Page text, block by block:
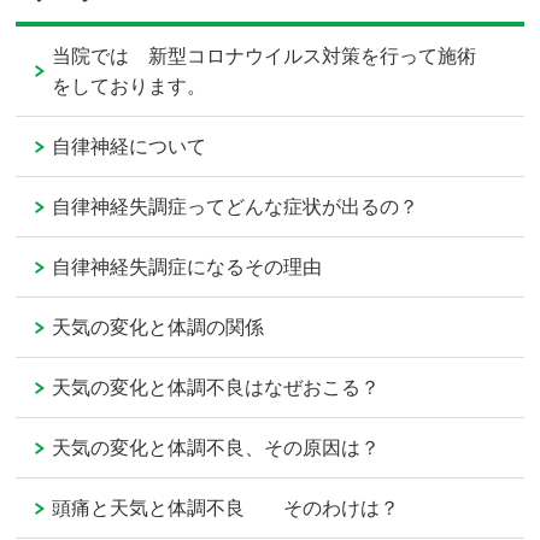
当院では 新型コロナウイルス対策を行って施術
をしております。
自律神経について
自律神経失調症ってどんな症状が出るの？
自律神経失調症になるその理由
天気の変化と体調の関係
天気の変化と体調不良はなぜおこる？
天気の変化と体調不良、その原因は？
頭痛と天気と体調不良 そのわけは？